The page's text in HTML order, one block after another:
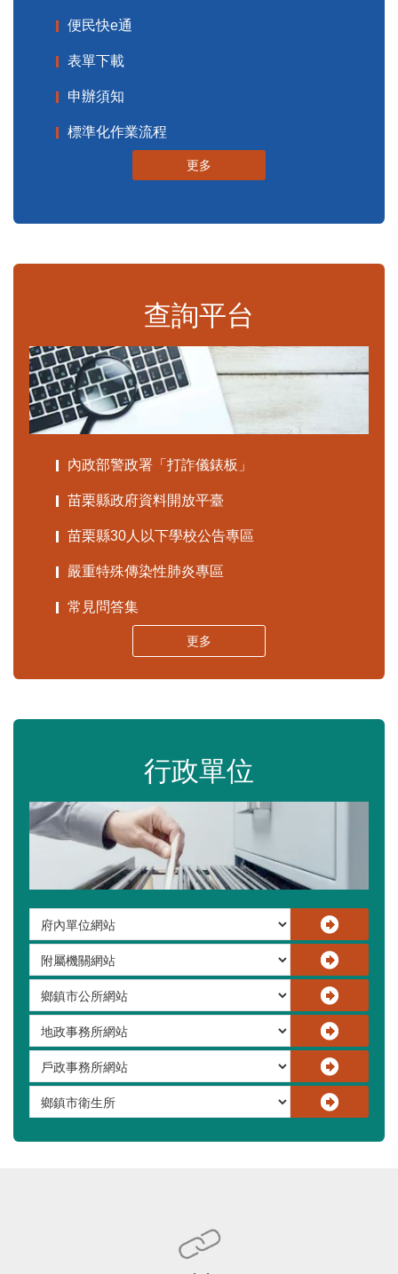
便民快e通
表單下載
申辦須知
標準化作業流程
更多
查詢平台
內政部警政署「打詐儀錶板」
苗栗縣政府資料開放平臺
苗栗縣30人以下學校公告專區
嚴重特殊傳染性肺炎專區
常見問答集
更多
行政單位